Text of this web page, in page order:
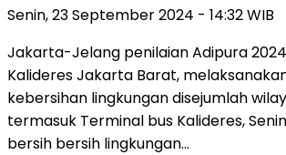
Senin, 23 September 2024 - 14:32 WIB
Jakarta-Jelang penilaian Adipura
Kalideres Jakarta Barat,
kebersihan lingkungan disejumlah
termasuk Terminal bus Kalideres,
bersih bersih lingkungan…